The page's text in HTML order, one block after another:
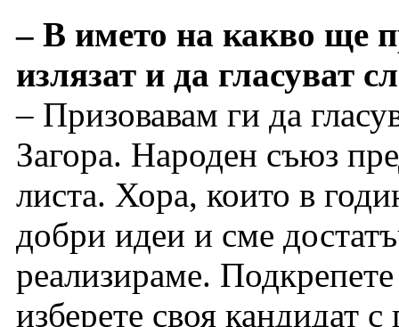
– В името на какво ще
излязат и да гласуват
– Призовавам ги да
Загора. Народен съюз
листа. Хора, които в
добри идеи и сме
реализираме.
изберете своя кандидат